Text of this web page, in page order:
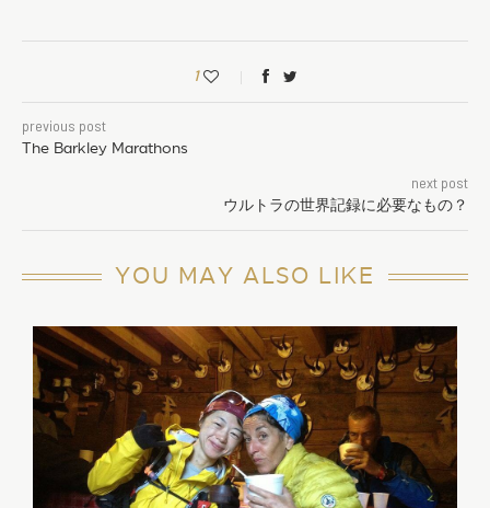
1
previous post
The Barkley Marathons
next post
ウルトラの世界記録に必要なもの？
YOU MAY ALSO LIKE